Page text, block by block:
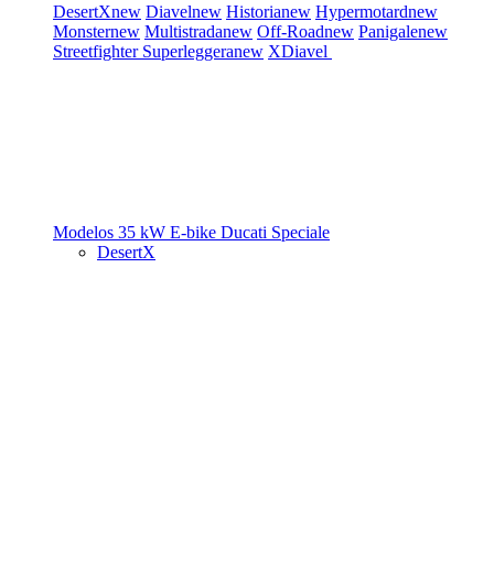
DesertXnew Diavelnew Historianew Hypermotardnew
Monsternew Multistradanew Off-Roadnew Panigalenew
Streetfighter Superleggeranew XDiavel
Modelos 35 kW E-bike Ducati Speciale
DesertX